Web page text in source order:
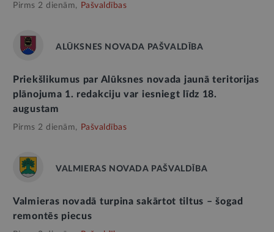
Pirms 2 dienām, Pašvaldības
ALŪKSNES NOVADA PAŠVALDĪBA
Priekšlikumus par Alūksnes novada jaunā teritorijas
plānojuma 1. redakciju var iesniegt līdz 18.
augustam
Pirms 2 dienām, Pašvaldības
VALMIERAS NOVADA PAŠVALDĪBA
Valmieras novadā turpina sakārtot tiltus – šogad
remontēs piecus